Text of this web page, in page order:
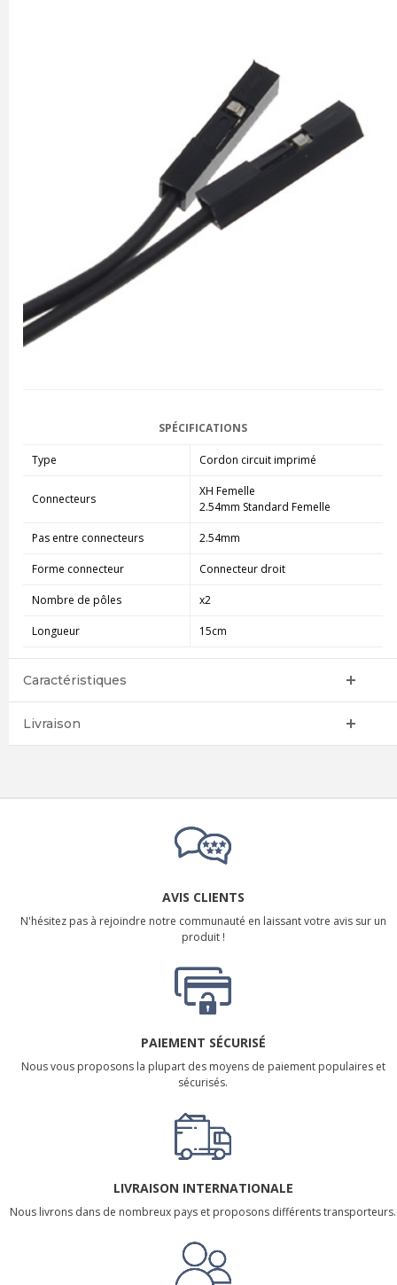
SPÉCIFICATIONS
Type Cordon circuit imprimé
Connecteurs
XH Femelle
2.54mm Standard Femelle
Pas entre connecteurs 2.54mm
Forme connecteur Connecteur droit
Nombre de pôles x2
Longueur 15cm
Caractéristiques
Livraison
AVIS CLIENTS
N'hésitez pas à rejoindre notre communauté en laissant votre avis sur un
produit !
PAIEMENT SÉCURISÉ
Nous vous proposons la plupart des moyens de paiement populaires et
sécurisés.
LIVRAISON INTERNATIONALE
Nous livrons dans de nombreux pays et proposons différents transporteurs.